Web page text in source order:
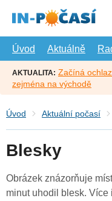
hlavní
Úvod
Aktuálně
AKTUALITA: Začíná
zejména na východě
Úvod Aktuální počasí
Blesky
Obrázek znázorňuje
minut uhodil blesk.